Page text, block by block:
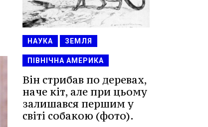
НАУКА ЗЕМЛЯ
ПІВНІЧНА АМЕРИКА
Він стрибав по деревах,
наче кіт, але при цьому
залишався першим у
світі собакою (фото).